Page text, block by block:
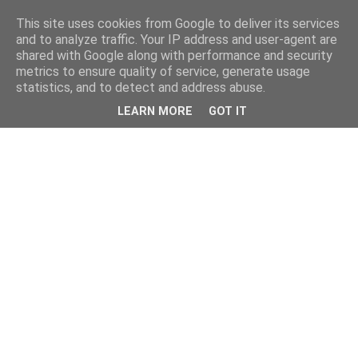
This site uses cookies from Google to deliver its services
and to analyze traffic. Your IP address and user-agent are
shared with Google along with performance and security
metrics to ensure quality of service, generate usage
statistics, and to detect and address abuse.
LEARN MORE GOT IT